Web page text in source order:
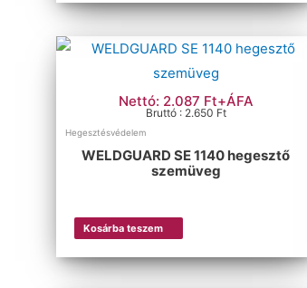
Nettó: 2.087 Ft+ÁFA
Bruttó : 2.650 Ft
Hegesztésvédelem
WELDGUARD SE 1140 hegesztő
szemüveg
Kosárba teszem